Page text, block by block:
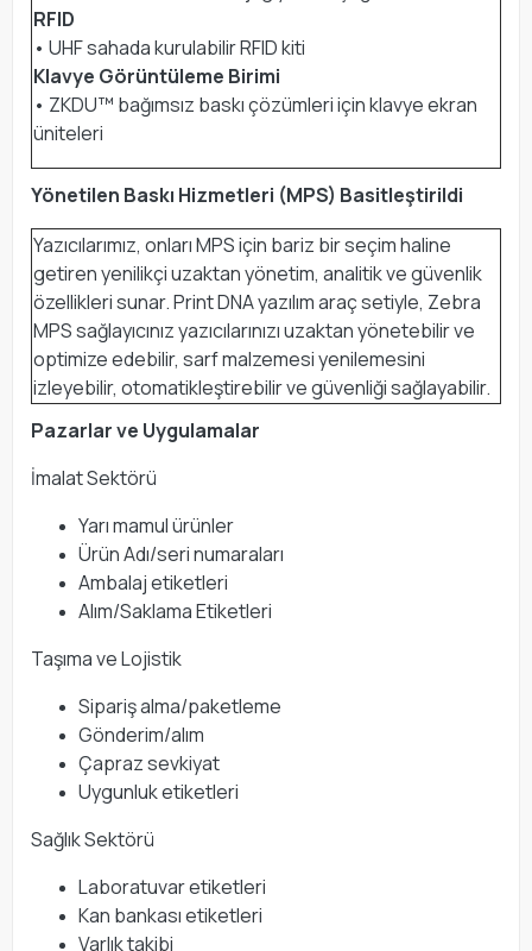
RFID
• UHF sahada kurulabilir RFID kiti
Klavye Görüntüleme Birimi
• ZKDU™ bağımsız baskı çözümleri için klavye ekran
üniteleri
Yönetilen Baskı Hizmetleri (MPS) Basitleştirildi
Yazıcılarımız, onları MPS için bariz bir seçim haline
getiren yenilikçi uzaktan yönetim, analitik ve güvenlik
özellikleri sunar. Print DNA yazılım araç setiyle, Zebra
MPS sağlayıcınız yazıcılarınızı uzaktan yönetebilir ve
optimize edebilir, sarf malzemesi yenilemesini
izleyebilir, otomatikleştirebilir ve güvenliği sağlayabilir.
Pazarlar ve Uygulamalar
İmalat Sektörü
Yarı mamul ürünler
Ürün Adı/seri numaraları
Ambalaj etiketleri
Alım/Saklama Etiketleri
Taşıma ve Lojistik
Sipariş alma/paketleme
Gönderim/alım
Çapraz sevkiyat
Uygunluk etiketleri
Sağlık Sektörü
Laboratuvar etiketleri
Kan bankası etiketleri
Varlık takibi